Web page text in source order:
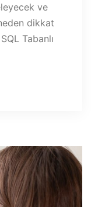
ve
dikkat
Tabanlı